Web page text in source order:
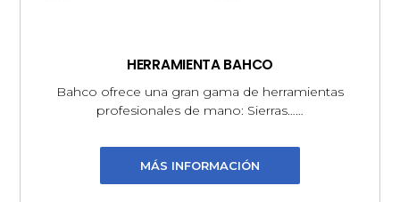
HERRAMIENTA BAHCO
Bahco ofrece una gran gama de herramientas
profesionales de mano: Sierras……
MÁS INFORMACIÓN